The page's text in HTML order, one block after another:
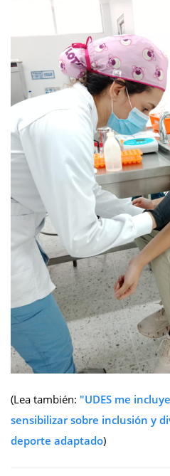
(Lea también: "UDES me
sensibilizar sobre inclusión y
deporte adaptado)